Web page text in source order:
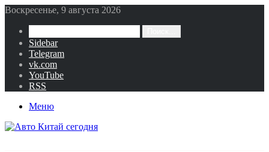
Воскресенье, 9 августа 2026
Sidebar
Telegram
vk.com
YouTube
RSS
Меню